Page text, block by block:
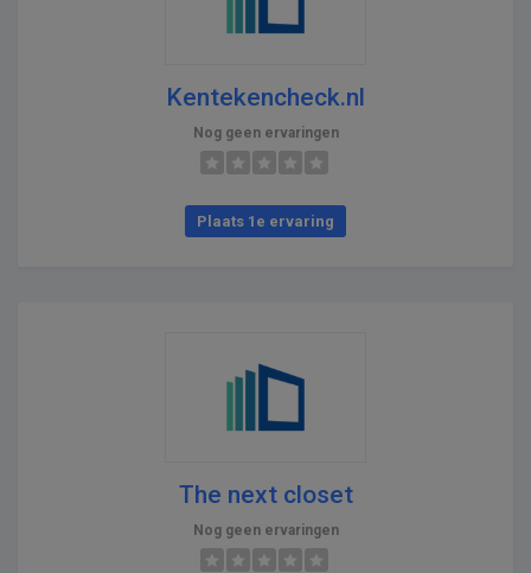
Kentekencheck.nl
Nog geen ervaringen
Plaats 1e ervaring
The next closet
Nog geen ervaringen